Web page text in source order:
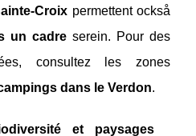
Croix permettent också
un cadre serein. Pour des
consultez les zones
dans le Verdon.
et paysages